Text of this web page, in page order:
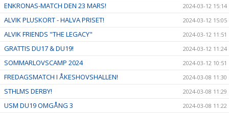
ENKRONAS-MATCH DEN 23 MARS! 2024-03-12 15:14
ALVIK PLUSKORT - HALVA PRISET! 2024-03-12 15:05
ALVIK FRIENDS "THE LEGACY" 2024-03-12 11:51
GRATTIS DU17 & DU19! 2024-03-12 11:24
SOMMARLOVSCAMP 2024 2024-03-12 10:51
FREDAGSMATCH I ÅKESHOVSHALLEN! 2024-03-08 11:30
STHLMS DERBY! 2024-03-08 11:29
USM DU19 OMGÅNG 3 2024-03-08 11:22